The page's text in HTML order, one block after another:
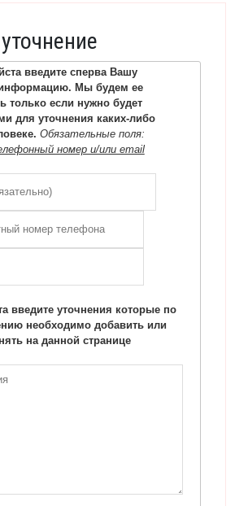
введите сперва Вашу
информацию. Мы будем ее
только если нужно будет
для уточнения каких-либо
Обязательные поля:
номер и/или email
введите уточнения которые по
необходимо добавить или
на данной странице